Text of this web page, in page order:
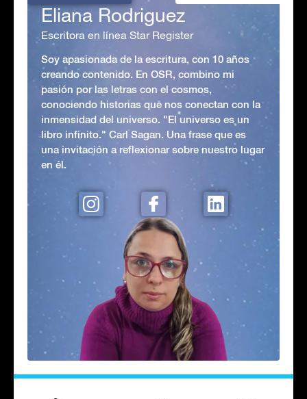
Eliana Rodriguez
Escritora en línea Star Register
Soy apasionada de la escritura, con 10 años
creando contenido. En OSR, combino mi
pasión por las letras con el cosmos,
conociendo historias que nos conectan con la
inmensidad del universo. "El universo es un
libro infinito." Carl Sagan. Una frase que es
una invitación a reflexionar sobre nuestro lugar
en él.